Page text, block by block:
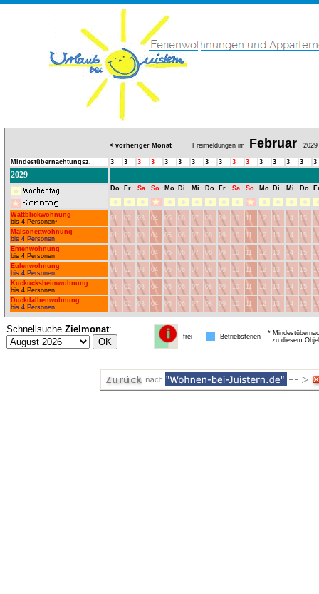
< vorheriger Monat Freimeldungen im Februar 2029
Mindestübernachtungsz. 3 3 3 3 3 3 3 3 3 3 3 3 3 3 3 3
2029
Do Fr Sa So Mo Di Mi Do Fr Sa So Mo Di Mi Do
Wattblickwohnung
bis 4 Personen*
01 02 03 04 05 06 07 08 09 10 11 12 13 14 15
Maisonettwohnung
bis 4 Personen
01 02 03 04 05 06 07 08 09 10 11 12 13 14 15
Entenwohnung
bis 4 Personen
01 02 03 04 05 06 07 08 09 10 11 12 13 14 15
Eulenwohnung
bis 4 Personen
01 02 03 04 05 06 07 08 09 10 11 12 13 14 15
Kuckucksheimwohnung
bis 4 Personen
01 02 03 04 05 06 07 08 09 10 11 12 13 14 15
Duckdalbenwohnung
bis 4 Personen
01 02 03 04 05 06 07 08 09 10 11 12 13 14 15
Schnellsuche Zielmonat:
frei Betriebsferien
*
zu diesem